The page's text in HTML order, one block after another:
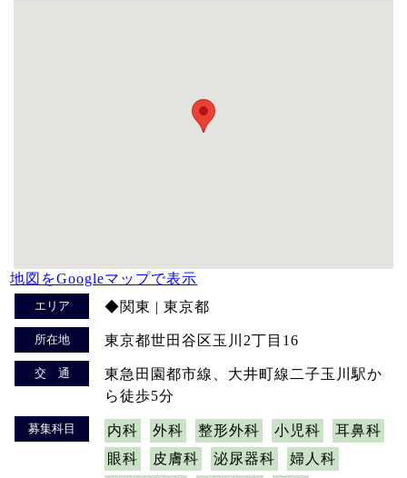
地図をGoogleマップで表示
エリア ◆関東 | 東京都
所在地 東京都世田谷区玉川2丁目16
交 通
東急田園都市線、大井町線二子玉川駅か
ら徒歩5分
募集科目 内科 外科 整形外科 小児科
耳鼻科
眼科
皮膚科 泌尿器科
婦人科